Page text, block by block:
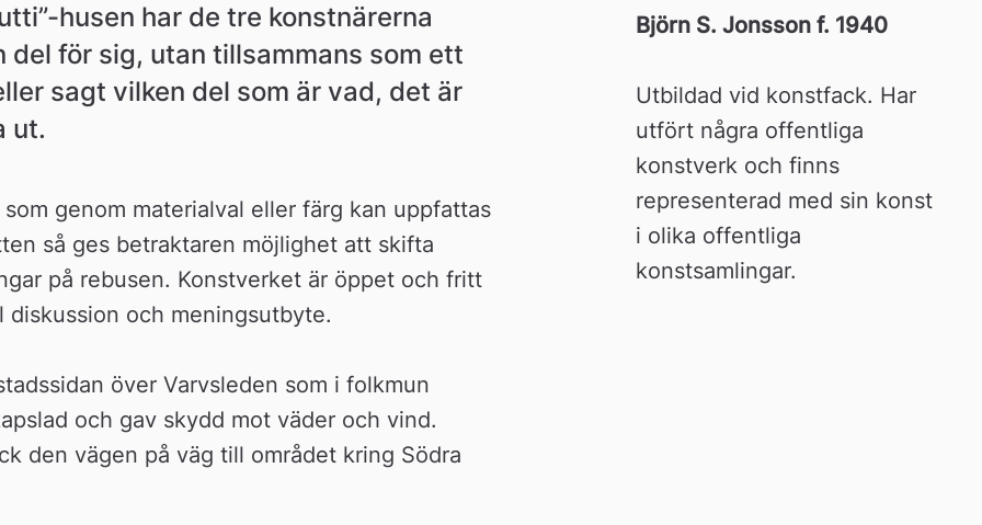
husen har de tre konstnärerna
del för sig, utan tillsammans som ett
sagt vilken del som är vad, det är
ut.
genom materialval eller färg kan uppfattas
så ges betraktaren möjlighet att skifta
på rebusen. Konstverket är öppet och fritt
och meningsutbyte.
över Varvsleden som i folkmun
och gav skydd mot väder och vind.
den vägen på väg till området kring Södra
Björn S. Jonsson f. 1940
Utbildad vid konstfack. Har
utfört några offentliga
konstverk och finns
representerad med sin konst
i olika offentliga
konstsamlingar.